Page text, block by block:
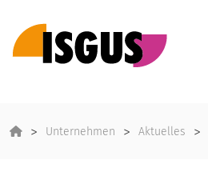
Unternehmen Aktuelles